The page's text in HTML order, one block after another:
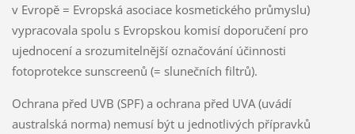
v Evropě = Evropská asociace kosmetického průmyslu)
vypracovala spolu s Evropskou komisí doporučení pro
ujednocení a srozumitelnější označování účinnosti
fotoprotekce sunscreenů (= slunečních filtrů).
Ochrana před UVB (SPF) a ochrana před UVA (uvádí
australská norma) nemusí být u jednotlivých přípravků